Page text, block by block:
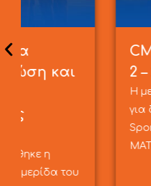
CMP Sports
2 – 2026
Η μεγαλύτερη
για δεύτερη
Sports School σας
MATCHDAY 2, μια